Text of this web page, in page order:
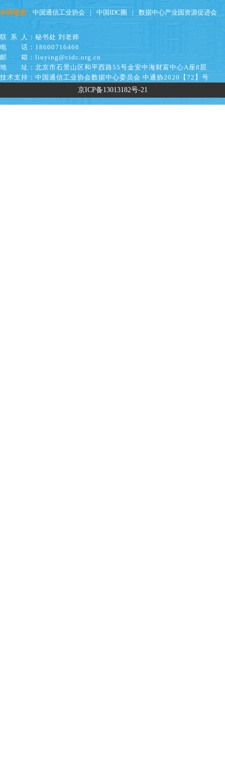
友情链接： 中国通信工业协会 | 中国IDC圈 | 数据中心产业园资源促进会
联系人 ：秘书处 刘老师
电话 ：18600716466
邮箱 ：liuying@cidc.org.cn
地址 ：北京市石景山区和平西路55号金安中海财富中心A座8层
技术支持 ：中国通信工业协会数据中心委员会 中通协2020【72】号
京ICP备13013182号-21